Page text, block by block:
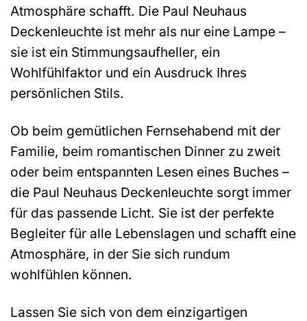
Atmosphäre schafft. Die Paul Neuhaus
Deckenleuchte ist mehr als nur eine Lampe –
sie ist ein Stimmungsaufheller, ein
Wohlfühlfaktor und ein Ausdruck Ihres
persönlichen Stils.
Ob beim gemütlichen Fernsehabend mit der
Familie, beim romantischen Dinner zu zweit
oder beim entspannten Lesen eines Buches –
die Paul Neuhaus Deckenleuchte sorgt immer
für das passende Licht. Sie ist der perfekte
Begleiter für alle Lebenslagen und schafft eine
Atmosphäre, in der Sie sich rundum
wohlfühlen können.
Lassen Sie sich von dem einzigartigen